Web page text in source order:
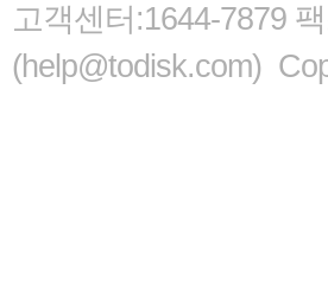
고객센터:1644-7879
(help@todisk.com)